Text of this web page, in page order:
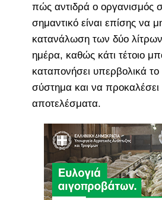
πώς αντιδρά ο οργανισμός
σημαντικό είναι επίσης να
κατανάλωση των δύο
ημέρα, καθώς κάτι τέτοιο
καταπονήσει υπερβολικά το
σύστημα και να προκαλέσει
αποτελέσματα.